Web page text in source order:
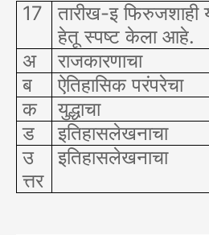
17
तारीख-इ
हेतू स्पष्ट केला आहे.
अ
राजकारणाचा
ब
ऐतिहासिक परंपरेचा
क
युद्धाचा
ड
इतिहासलेखनाचा
उ
त्तर
इतिहासलेखनाचा